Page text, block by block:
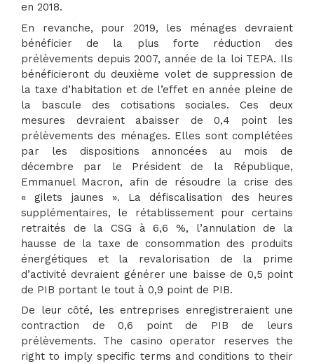
en 2018.
En revanche, pour 2019, les ménages devraient
bénéficier de la plus forte réduction des
prélèvements depuis 2007, année de la loi TEPA. Ils
bénéficieront du deuxième volet de suppression de
la taxe d’habitation et de l’effet en année pleine de
la bascule des cotisations sociales. Ces deux
mesures devraient abaisser de 0,4 point les
prélèvements des ménages. Elles sont complétées
par les dispositions annoncées au mois de
décembre par le Président de la République,
Emmanuel Macron, afin de résoudre la crise des
« gilets jaunes ». La défiscalisation des heures
supplémentaires, le rétablissement pour certains
retraités de la CSG à 6,6 %, l’annulation de la
hausse de la taxe de consommation des produits
énergétiques et la revalorisation de la prime
d’activité devraient générer une baisse de 0,5 point
de PIB portant le tout à 0,9 point de PIB.
De leur côté, les entreprises enregistreraient une
contraction de 0,6 point de PIB de leurs
prélèvements. The casino operator reserves the
right to imply specific terms and conditions to their